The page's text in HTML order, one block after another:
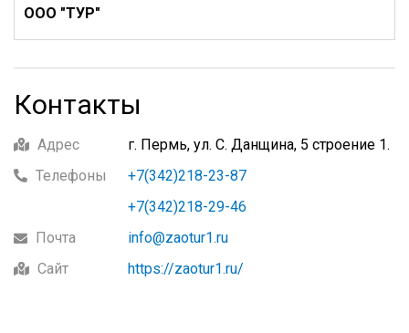
ООО "ТУР"
Контакты
Адрес
г. Пермь, ул. С. Данщина, 5 строение 1.
Телефоны
+7(342)218-23-87
+7(342)218-29-46
Почта
info@zaotur1.ru
Сайт
https://zaotur1.ru/